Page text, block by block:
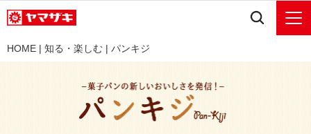
HOME | 知る・楽しむ | パンキジ